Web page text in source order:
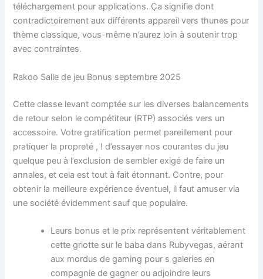
téléchargement pour applications. Ça signifie dont
contradictoirement aux différents appareil vers thunes pour
thème classique, vous-même n’aurez loin à soutenir trop
avec contraintes.
Rakoo Salle de jeu Bonus septembre 2025
Cette classe levant comptée sur les diverses balancements
de retour selon le compétiteur (RTP) associés vers un
accessoire. Votre gratification permet pareillement pour
pratiquer la propreté , ! d’essayer nos courantes du jeu
quelque peu à l’exclusion de sembler exigé de faire un
annales, et cela est tout à fait étonnant. Contre, pour
obtenir la meilleure expérience éventuel, il faut amuser via
une société évidemment sauf que populaire.
Leurs bonus et le prix représentent véritablement
cette griotte sur le baba dans Rubyvegas, aérant
aux mordus de gaming pour s galeries en
compagnie de gagner ou adjoindre leurs